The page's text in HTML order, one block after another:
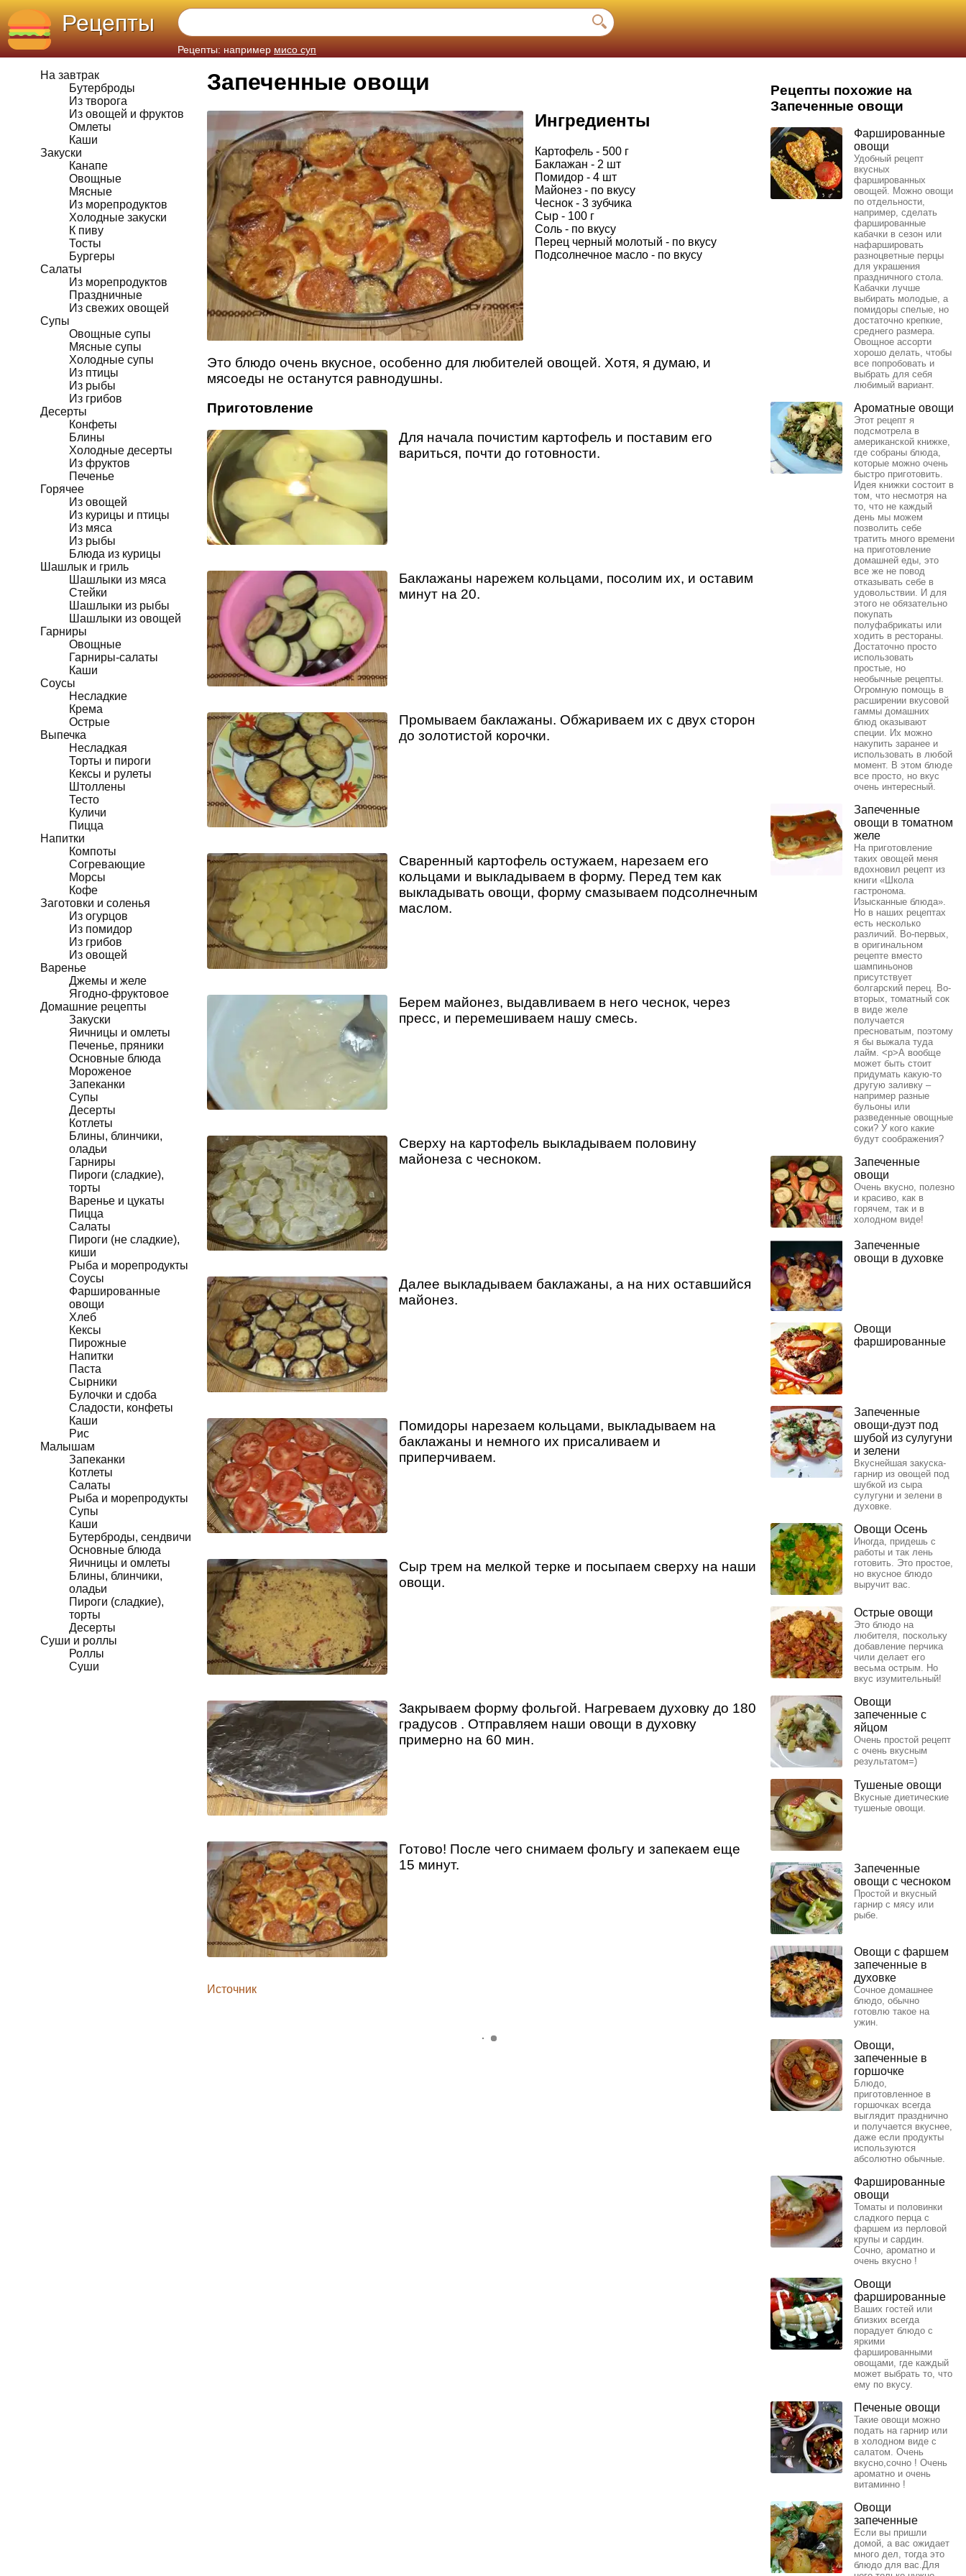
Рецепты
Рецепты: например мисо суп
На завтрак
Бутерброды
Из творога
Из овощей и фруктов
Омлеты
Каши
Закуски
Канапе
Овощные
Мясные
Из морепродуктов
Холодные закуски
К пиву
Тосты
Бургеры
Салаты
Из морепродуктов
Праздничные
Из свежих овощей
Супы
Овощные супы
Мясные супы
Холодные супы
Из птицы
Из рыбы
Из грибов
Десерты
Конфеты
Блины
Холодные десерты
Из фруктов
Печенье
Горячее
Из овощей
Из курицы и птицы
Из мяса
Из рыбы
Блюда из курицы
Шашлык и гриль
Шашлыки из мяса
Стейки
Шашлыки из рыбы
Шашлыки из овощей
Гарниры
Овощные
Гарниры-салаты
Каши
Соусы
Несладкие
Крема
Острые
Выпечка
Несладкая
Торты и пироги
Кексы и рулеты
Штоллены
Тесто
Куличи
Пицца
Напитки
Компоты
Согревающие
Морсы
Кофе
Заготовки и соленья
Из огурцов
Из помидор
Из грибов
Из овощей
Варенье
Джемы и желе
Ягодно-фруктовое
Домашние рецепты
Закуски
Яичницы и омлеты
Печенье, пряники
Основные блюда
Мороженое
Запеканки
Супы
Десерты
Котлеты
Блины, блинчики,
оладьи
Гарниры
Пироги (сладкие),
торты
Варенье и цукаты
Пицца
Салаты
Пироги (не сладкие),
киши
Рыба и морепродукты
Соусы
Фаршированные
овощи
Хлеб
Кексы
Пирожные
Напитки
Паста
Сырники
Булочки и сдоба
Сладости, конфеты
Каши
Рис
Малышам
Запеканки
Котлеты
Салаты
Рыба и морепродукты
Супы
Каши
Бутерброды, сендвичи
Основные блюда
Яичницы и омлеты
Блины, блинчики,
оладьи
Пироги (сладкие),
торты
Десерты
Суши и роллы
Роллы
Суши
Запеченные овощи
Ингредиенты
Картофель - 500 г
Баклажан - 2 шт
Помидор - 4 шт
Майонез - по вкусу
Чеснок - 3 зубчика
Сыр - 100 г
Соль - по вкусу
Перец черный молотый - по вкусу
Подсолнечное масло - по вкусу
Это блюдо очень вкусное, особенно для любителей овощей. Хотя, я думаю, и
мясоеды не останутся равнодушны.
Приготовление
Для начала почистим картофель и поставим его
вариться, почти до готовности.
Баклажаны нарежем кольцами, посолим их, и оставим
минут на 20.
Промываем баклажаны. Обжариваем их с двух сторон
до золотистой корочки.
Сваренный картофель остужаем, нарезаем его
кольцами и выкладываем в форму. Перед тем как
выкладывать овощи, форму смазываем подсолнечным
маслом.
Берем майонез, выдавливаем в него чеснок, через
пресс, и перемешиваем нашу смесь.
Сверху на картофель выкладываем половину
майонеза с чесноком.
Далее выкладываем баклажаны, а на них оставшийся
майонез.
Помидоры нарезаем кольцами, выкладываем на
баклажаны и немного их присаливаем и
приперчиваем.
Сыр трем на мелкой терке и посыпаем сверху на наши
овощи.
Закрываем форму фольгой. Нагреваем духовку до 180
градусов . Отправляем наши овощи в духовку
примерно на 60 мин.
Готово! После чего снимаем фольгу и запекаем еще
15 минут.
Источник
Рецепты похожие на
Запеченные овощи
Фаршированные
овощи
Удобный рецепт
вкусных
фаршированных
овощей. Можно овощи
по отдельности,
например, сделать
фаршированные
кабачки в сезон или
нафаршировать
разноцветные перцы
для украшения
праздничного стола.
Кабачки лучше
выбирать молодые, а
помидоры спелые, но
достаточно крепкие,
среднего размера.
Овощное ассорти
хорошо делать, чтобы
все попробовать и
выбрать для себя
любимый вариант.
Ароматные овощи
Этот рецепт я
подсмотрела в
американской книжке,
где собраны блюда,
которые можно очень
быстро приготовить.
Идея книжки состоит в
том, что несмотря на
то, что не каждый
день мы можем
позволить себе
тратить много времени
на приготовление
домашней еды, это
все же не повод
отказывать себе в
удовольствии. И для
этого не обязательно
покупать
полуфабрикаты или
ходить в рестораны.
Достаточно просто
использовать
простые, но
необычные рецепты.
Огромную помощь в
расширении вкусовой
гаммы домашних
блюд оказывают
специи. Их можно
накупить заранее и
использовать в любой
момент. В этом блюде
все просто, но вкус
очень интересный.
Запеченные
овощи в томатном
желе
На приготовление
таких овощей меня
вдохновил рецепт из
книги «Школа
гастронома.
Изысканные блюда».
Но в наших рецептах
есть несколько
различий. Во-первых,
в оригинальном
рецепте вместо
шампиньонов
присутствует
болгарский перец. Во-
вторых, томатный сок
в виде желе
получается
пресноватым, поэтому
я бы выжала туда
лайм. <p>А вообще
может быть стоит
придумать какую-то
другую заливку –
например разные
бульоны или
разведенные овощные
соки? У кого какие
будут соображения?
Запеченные
овощи
Очень вкусно, полезно
и красиво, как в
горячем, так и в
холодном виде!
Запеченные
овощи в духовке
Овощи
фаршированные
Запеченные
овощи-дуэт под
шубой из сулугуни
и зелени
Вкуснейшая закуска-
гарнир из овощей под
шубкой из сыра
сулугуни и зелени в
духовке.
Овощи Осень
Иногда, придешь с
работы и так лень
готовить. Это простое,
но вкусное блюдо
выручит вас.
Острые овощи
Это блюдо на
любителя, поскольку
добавление перчика
чили делает его
весьма острым. Но
вкус изумительный!
Овощи
запеченные с
яйцом
Очень простой рецепт
с очень вкусным
результатом=)
Тушеные овощи
Вкусные диетические
тушеные овощи.
Запеченные
овощи с чесноком
Простой и вкусный
гарнир с мясу или
рыбе.
Овощи с фаршем
запеченные в
духовке
Сочное домашнее
блюдо, обычно
готовлю такое на
ужин.
Овощи,
запеченные в
горшочке
Блюдо,
приготовленное в
горшочках всегда
выглядит празднично
и получается вкуснее,
даже если продукты
используются
абсолютно обычные.
Фаршированные
овощи
Томаты и половинки
сладкого перца с
фаршем из перловой
крупы и сардин.
Сочно, ароматно и
очень вкусно !
Овощи
фаршированные
Ваших гостей или
близких всегда
порадует блюдо с
яркими
фаршированными
овощами, где каждый
может выбрать то, что
ему по вкусу.
Печеные овощи
Такие овощи можно
подать на гарнир или
в холодном виде с
салатом. Очень
вкусно,сочно ! Очень
ароматно и очень
витаминно !
Овощи
запеченные
Если вы пришли
домой, а вас ожидает
много дел, тогда это
блюдо для вас.Для